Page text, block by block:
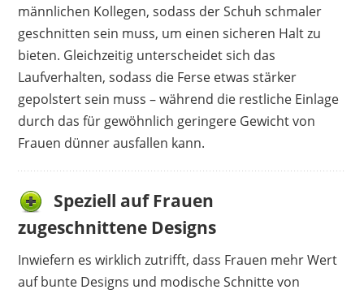
männlichen Kollegen, sodass der Schuh schmaler
geschnitten sein muss, um einen sicheren Halt zu
bieten. Gleichzeitig unterscheidet sich das
Laufverhalten, sodass die Ferse etwas stärker
gepolstert sein muss – während die restliche Einlage
durch das für gewöhnlich geringere Gewicht von
Frauen dünner ausfallen kann.
Speziell auf Frauen
zugeschnittene Designs
Inwiefern es wirklich zutrifft, dass Frauen mehr Wert
auf bunte Designs und modische Schnitte von